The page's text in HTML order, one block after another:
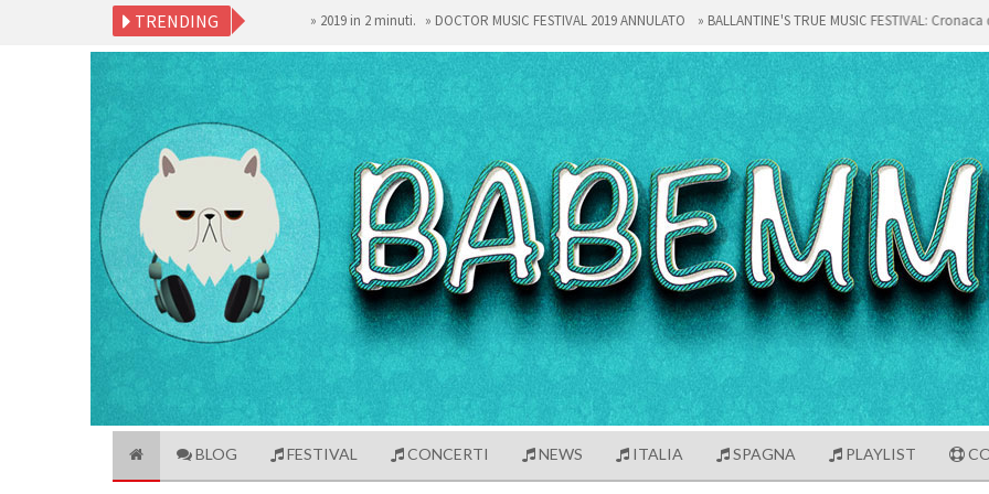
TRENDING 2019 in 2 minuti. »DOCTOR MUSIC FESTIVAL 2019 ANNULATO »BALLANTINE'S TRUE MUSIC FESTIVAL: Cronaca del
BLOG FESTIVAL CONCERTI NEWS ITALIA SPAGNA PLAYLIST